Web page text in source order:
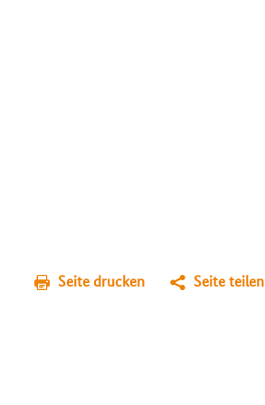
Seite drucken Seite teilen